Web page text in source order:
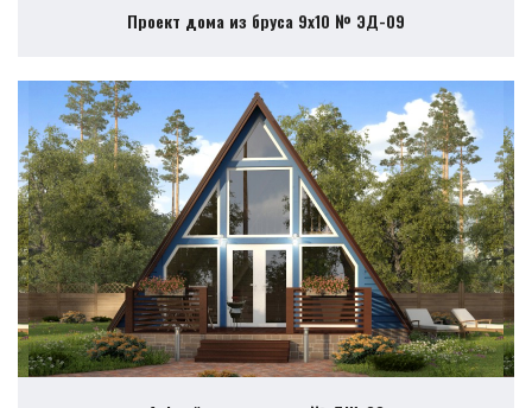
Проект дома из бруса 9х10 № ЭД-09